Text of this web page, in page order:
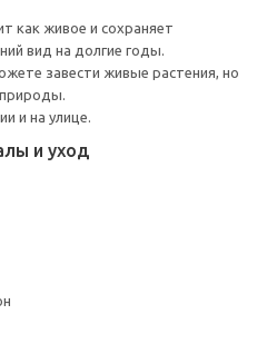
как живое и сохраняет
вид на долгие годы.
завести живые растения, но
и на улице.
и уход